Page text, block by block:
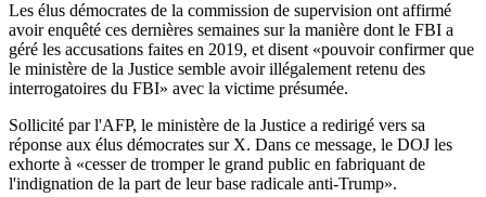
Les élus démocrates de la commission de supervision ont affirmé
avoir enquêté ces dernières semaines sur la manière dont le FBI a
géré les accusations faites en 2019, et disent «pouvoir confirmer que
le ministère de la Justice semble avoir illégalement retenu des
interrogatoires du FBI» avec la victime présumée.
Sollicité par l'AFP, le ministère de la Justice a redirigé vers sa
réponse aux élus démocrates sur X. Dans ce message, le DOJ les
exhorte à «cesser de tromper le grand public en fabriquant de
l'indignation de la part de leur base radicale anti-Trump».